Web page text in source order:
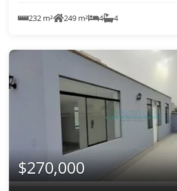
232 m² 249 m² 4 4
$270,000